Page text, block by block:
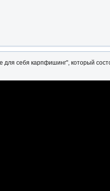
для себя карпфишинг", который